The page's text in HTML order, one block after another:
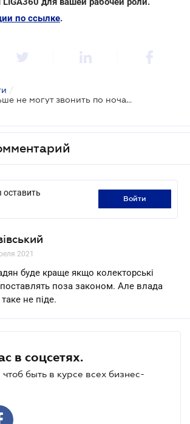
по ссылке.
/
Коллекторы больше не могут звонить по ночам и угрожать
оставить
войти
2021
буде краще якщо колекторські
поза законом. Але влада
не піде.
в соцсетях.
быть в курсе всех бизнес-